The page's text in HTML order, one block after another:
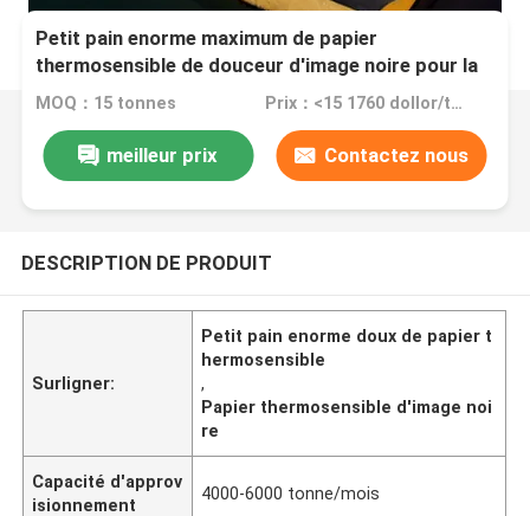
Petit pain enorme maximum de papier
thermosensible de douceur d'image noire pour la
caisse enregistreuse
MOQ：15 tonnes Prix：<15 1760 dollor/ton
meilleur prix Contactez nous
DESCRIPTION DE PRODUIT
Surligner:
Petit pain enorme doux de papier t
hermosensible
,
Papier thermosensible d'image noi
re
Capacité d'approv
isionnement
4000-6000 tonne/mois